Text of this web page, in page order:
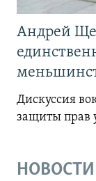
Андрей
Дискуссия
защиты прав
НОВОСТИ